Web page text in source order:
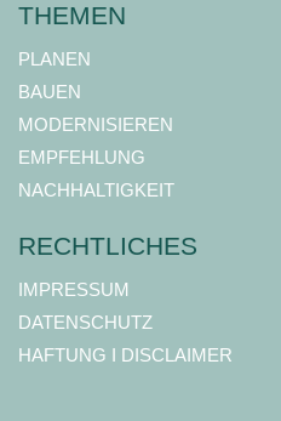
THEMEN
PLANEN
BAUEN
MODERNISIEREN
EMPFEHLUNG
NACHHALTIGKEIT
RECHTLICHES
IMPRESSUM
DATENSCHUTZ
HAFTUNG I DISCLAIMER